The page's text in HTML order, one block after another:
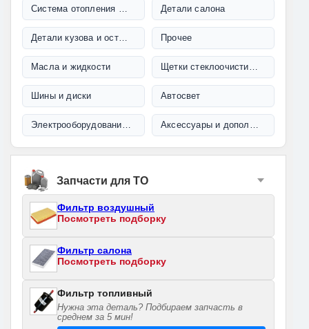
Система отопления и кондиционирования Детали салона
Детали кузова и остекление Прочее
Масла и жидкости Щетки стеклоочистителя
Шины и диски Автосвет
Электрооборудование и проводка Аксессуары и дополнительное оборудование
Запчасти для ТО
Фильтр воздушный
Посмотреть подборку
Фильтр салона
Посмотреть подборку
Фильтр топливный
Нужна эта деталь? Подбираем запчасть в
среднем за 5 мин!